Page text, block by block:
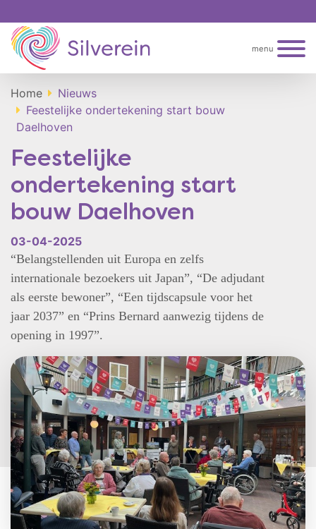
menu
Home
Nieuws
Feestelijke ondertekening start bouw
Daelhoven
Feestelijke
ondertekening start
bouw Daelhoven
03-04-2025
“Belangstellenden uit Europa en zelfs
internationale bezoekers uit Japan”, “De adjudant
als eerste bewoner”, “Een tijdscapsule voor het
jaar 2037” en “Prins Bernard aanwezig tijdens de
opening in 1997”.